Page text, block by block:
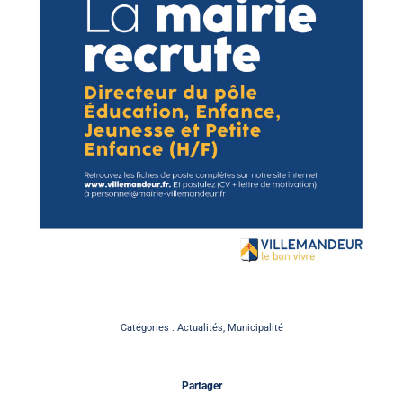
Catégories : Actualités, Municipalité
Partager